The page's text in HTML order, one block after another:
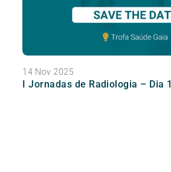
14 Nov 2025
I Jornadas de Radiologia – Dia 1